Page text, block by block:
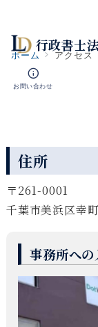
行政書士
お問い合わせ
ホーム アクセス
住所
〒261-0001
千葉市美浜区幸
事務所へ